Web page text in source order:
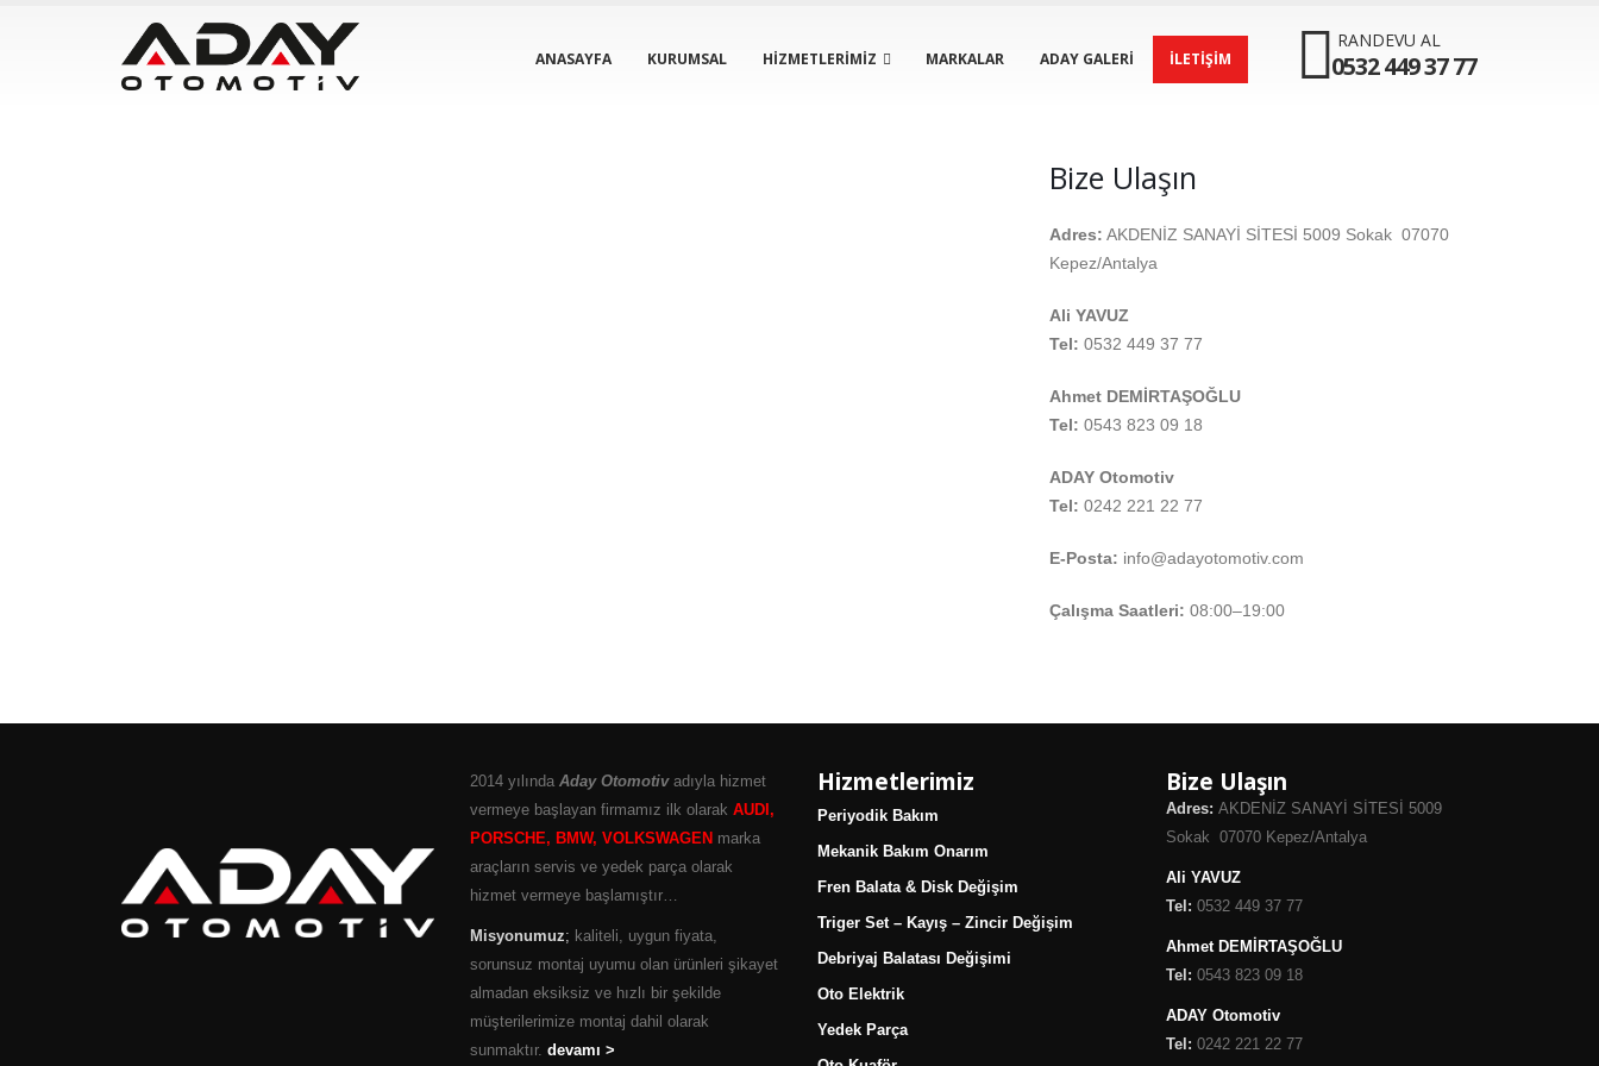
ANASAYFA KURUMSAL HIZMETLERIMIZ MARKALAR ADAY GALERI İLETIŞIM
RANDEVU AL
0532 449 37 77
Bize Ulaşın
Adres: AKDENİZ SANAYİ SİTESİ 5009 Sokak 07070
Kepez/Antalya
Ali YAVUZ
Tel: 0532 449 37 77
Ahmet DEMİRTAŞOĞLU
Tel: 0543 823 09 18
ADAY Otomotiv
Tel: 0242 221 22 77
E-Posta: info@adayotomotiv.com
Çalışma Saatleri: 08:00–19:00
2014 yılında Aday Otomotivadıyla hizmet
vermeye başlayan firmamız ilk olarak AUDI,
PORSCHE, BMW, VOLKSWAGEN marka
araçların servis ve yedek parça olarak
hizmet vermeye başlamıştır…
Misyonumuz; kaliteli, uygun fiyata,
sorunsuz montaj uyumu olan ürünleri şikayet
almadan eksiksiz ve hızlı bir şekilde
müşterilerimize montaj dahil olarak
sunmaktır. devamı >
Hizmetlerimiz
Periyodik Bakım
Mekanik Bakım Onarım
Fren Balata & Disk Değişim
Triger Set – Kayış – Zincir Değişim
Debriyaj Balatası Değişimi
Oto Elektrik
Yedek Parça
Bize Ulaşın
Adres: AKDENİZ SANAYİ SİTESİ 5009
Sokak 07070 Kepez/Antalya
Ali YAVUZ
Tel: 0532 449 37 77
Ahmet DEMİRTAŞOĞLU
Tel: 0543 823 09 18
ADAY Otomotiv
Tel: 0242 221 22 77